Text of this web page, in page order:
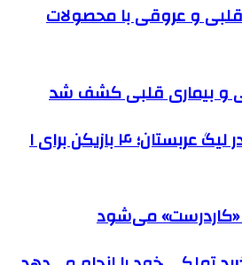
و عروقی با محصولات
و بیماری قلبی کشف شد
معاوضه عجیب در لیگ عربستان؛ ۴ بازیکن برای ۱
می‌شود